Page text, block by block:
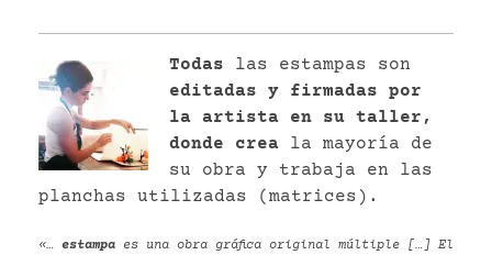
Todas las estampas son
editadas y firmadas por
la artista en su taller,
donde crea la mayoría de
su obra y trabaja en las
planchas utilizadas (matrices).
«… estampa es una obra gráfica original múltiple […] El